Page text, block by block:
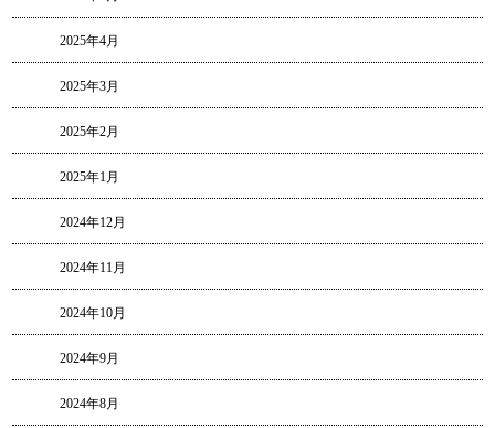
2025年4月
2025年3月
2025年2月
2025年1月
2024年12月
2024年11月
2024年10月
2024年9月
2024年8月